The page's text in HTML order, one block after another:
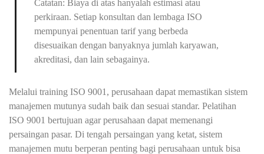
Catatan: Biaya di atas hanyalah estimasi atau
perkiraan. Setiap konsultan dan lembaga ISO
mempunyai penentuan tarif yang berbeda
disesuaikan dengan banyaknya jumlah karyawan,
akreditasi, dan lain sebagainya.
Melalui training ISO 9001, perusahaan dapat memastikan sistem
manajemen mutunya sudah baik dan sesuai standar. Pelatihan
ISO 9001 bertujuan agar perusahaan dapat memenangi
persaingan pasar. Di tengah persaingan yang ketat, sistem
manajemen mutu berperan penting bagi perusahaan untuk bisa